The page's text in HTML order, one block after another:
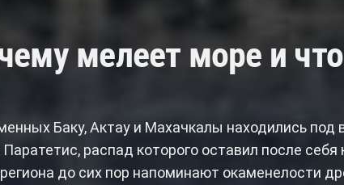
мелеет море и
Баку, Актау и Махачкалы находились под
распад которого оставил после
до сих пор напоминают окаменелости